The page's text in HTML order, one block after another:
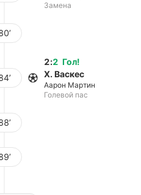
Замена
Гол!
2:2
Х. Васкес
Аарон Мартин
Голевой пас